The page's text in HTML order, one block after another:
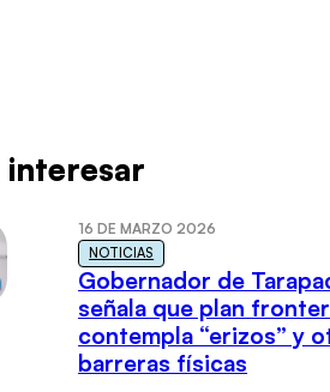
interesar
16 DE MARZO 2026
NOTICIAS
Gobernador de
señala que plan
contempla “erizos” y
barreras físicas